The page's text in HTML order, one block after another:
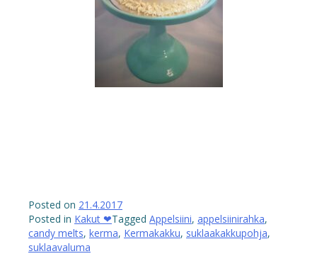
Posted on 21.4.2017
Posted in Kakut ❤Tagged Appelsiini, appelsiinirahka,
candy melts, kerma, Kermakakku, suklaakakkupohja,
suklaavaluma